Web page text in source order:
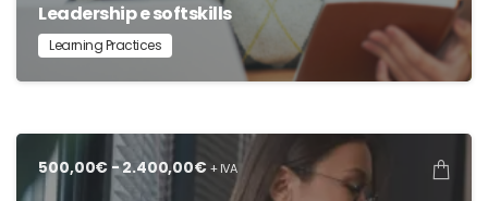
Leadership e softskills
Learning Practices
500,00€-2.400,00€Fascia
+ IVA